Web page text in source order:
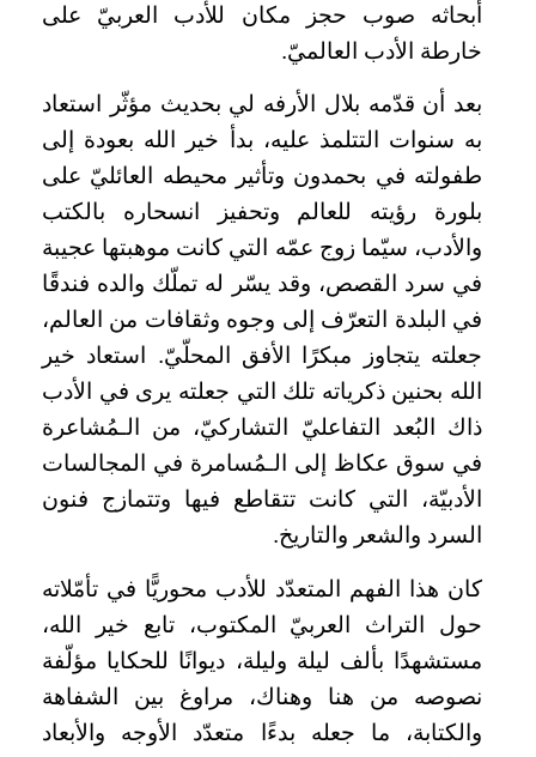
أبحاثه صوب حجز مكان للأدب العربيّ على
خارطة الأدب العالميّ.
بعد أن قدّمه بلال الأرفه لي بحديث مؤثّر استعاد
به سنوات التتلمذ عليه، بدأ خير الله بعودة إلى
طفولته في بحمدون وتأثير محيطه العائليّ على
بلورة رؤيته للعالم وتحفيز انسحاره بالكتب
والأدب، سيّما زوج عمّه التي كانت موهبتها عجيبة
في سرد القصص، وقد يسّر له تملّك والده فندقًا
في البلدة التعرّف إلى وجوه وثقافات من العالم،
جعلته يتجاوز مبكرًا الأفق المحلّيّ. استعاد خير
الله بحنين ذكرياته تلك التي جعلته يرى في الأدب
ذاك البُعد التفاعليّ التشاركيّ، من الـمُشاعرة
في سوق عكاظ إلى الـمُسامرة في المجالسات
الأدبيّة، التي كانت تتقاطع فيها وتتمازج فنون
السرد والشعر والتاريخ.
كان هذا الفهم المتعدّد للأدب محوريًّا في تأمّلاته
حول التراث العربيّ المكتوب، تابع خير الله،
مستشهدًا بألف ليلة وليلة، ديوانًا للحكايا مؤلّفة
نصوصه من هنا وهناك، مراوغ بين الشفاهة
والكتابة، ما جعله بدءًا متعدّد الأوجه والأبعاد